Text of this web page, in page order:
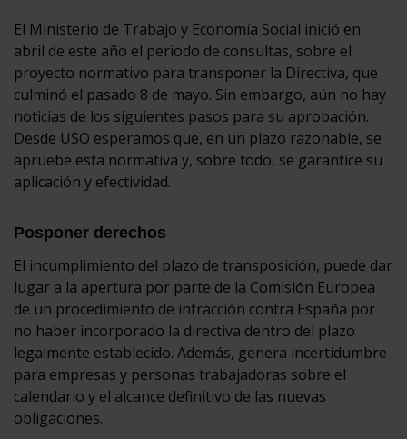
El Ministerio de Trabajo y Economía Social inició en
abril de este año el periodo de consultas, sobre el
proyecto normativo para transponer la Directiva, que
culminó el pasado 8 de mayo. Sin embargo, aún no hay
noticias de los siguientes pasos para su aprobación.
Desde USO esperamos que, en un plazo razonable, se
apruebe esta normativa y, sobre todo, se garantice su
aplicación y efectividad.
Posponer derechos
El incumplimiento del plazo de transposición, puede dar
lugar a la apertura por parte de la Comisión Europea
de un procedimiento de infracción contra España por
no haber incorporado la directiva dentro del plazo
legalmente establecido. Además, genera incertidumbre
para empresas y personas trabajadoras sobre el
calendario y el alcance definitivo de las nuevas
obligaciones.